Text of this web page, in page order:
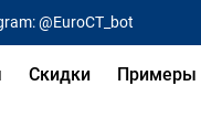
@EuroCT_bot
Скидки Примеры